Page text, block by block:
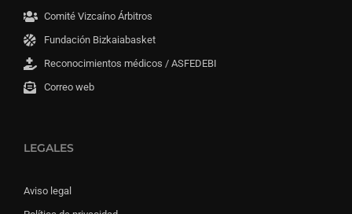
Comité Vizcaíno Árbitros
Fundación Bizkaiabasket
Reconocimientos médicos / ASFEDEBI
Correo web
LEGALES
Aviso legal